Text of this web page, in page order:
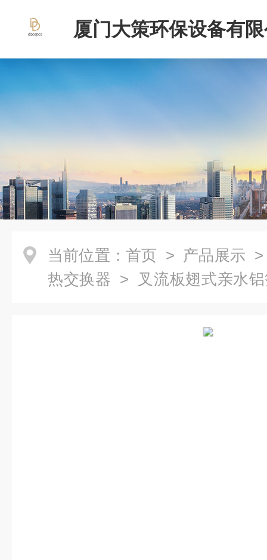
厦门大策环保设备有
当前位置： 首页 > 产品展示
热交换器 > 叉流板翅式亲水